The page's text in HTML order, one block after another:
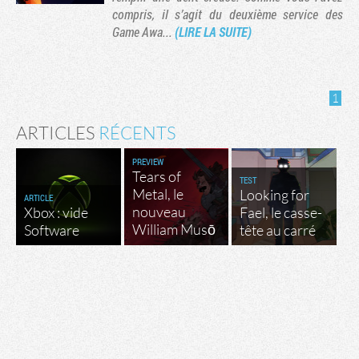
compris, il s’agit du deuxième service des
Game Awa... (LIRE LA SUITE)
1
ARTICLES RÉCENTS
ARTICLE
Xbox : vide
Software
PREVIEW
Tears of
Metal, le
nouveau
William Musō
TEST
Looking for
Fael, le casse-
tête au carré
Tribune